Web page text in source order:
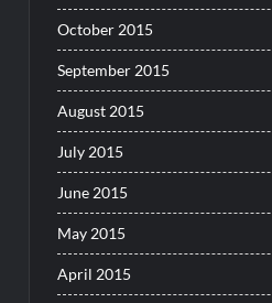
October 2015
September 2015
August 2015
July 2015
June 2015
May 2015
April 2015